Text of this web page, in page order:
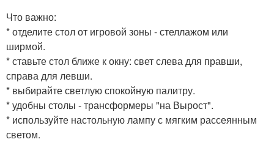
Что важно:
* отделите стол от игровой зоны - стеллажом или
ширмой.
* ставьте стол ближе к окну: свет слева для правши,
справа для левши.
* выбирайте светлую спокойную палитру.
* удобны столы - трансформеры "на Вырост".
* используйте настольную лампу с мягким рассеянным
светом.